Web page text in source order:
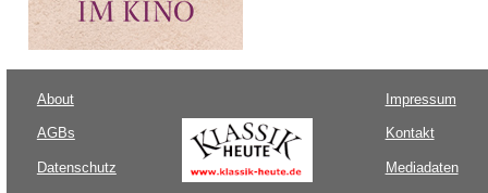
About
AGBs
Datenschutz
Impressum
Kontakt
Mediadaten